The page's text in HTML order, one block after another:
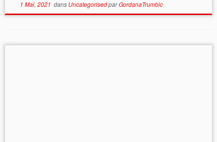
1 Mai, 2021 dans UncategorisedparGordanaTrumbic